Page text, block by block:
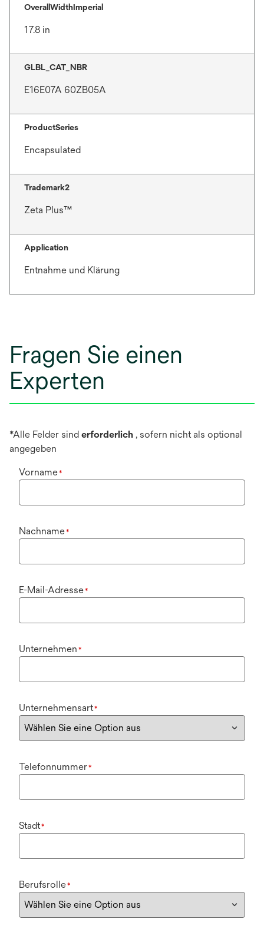
OverallWidthImperial
17.8 in
GLBL_CAT_NBR
E16E07A 60ZB05A
ProductSeries
Encapsulated
Trademark2
Zeta Plus™
Application
Entnahme und Klärung
Fragen Sie einen
Experten
*Alle Felder sind erforderlich , sofern nicht als optional
angegeben
Vorname*
Nachname*
E-Mail-Adresse*
Unternehmen *
Unternehmensart*
Telefonnummer*
Stadt*
Berufsrolle*